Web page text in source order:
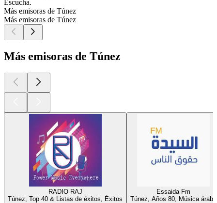
Escucha.
Más emisoras de Túnez
Más emisoras de Túnez
Más emisoras de Túnez
RADIO RAJ
Túnez, Top 40 & Listas de éxitos, Éxitos
Essaida Fm
Túnez, Años 80, Música árabe